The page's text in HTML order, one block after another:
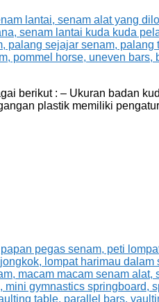
berikut : – Ukuran badan
plastik memiliki